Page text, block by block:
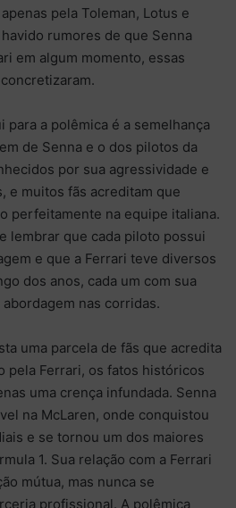
pela Toleman, Lotus e
rumores de que Senna
em algum momento, essas
a polêmica é a semelhança
de Senna e o dos pilotos da
por sua agressividade e
e muitos fãs acreditam que
perfeitamente na equipe italiana.
lembrar que cada piloto possui
e que a Ferrari teve diversos
dos anos, cada um com sua
nas corridas.
uma parcela de fãs que acredita
pela Ferrari, os fatos históricos
uma crença infundada. Senna
na McLaren, onde conquistou
e se tornou um dos maiores
1. Sua relação com a Ferrari
mútua, mas nunca se
profissional. A polêmica